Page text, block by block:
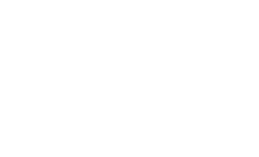
Brücke zum größten Rührei der
Grosse Cloche von Bordeaux und
Schutzgeist oder jenseitiger
Haltenberg